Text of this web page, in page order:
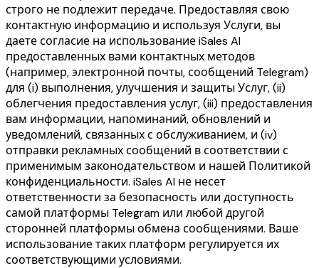
строго не подлежит передаче. Предоставляя свою
контактную информацию и используя Услуги, вы
даете согласие на использование iSales AI
предоставленных вами контактных методов
(например, электронной почты, сообщений Telegram)
для (i) выполнения, улучшения и защиты Услуг, (ii)
облегчения предоставления услуг, (iii) предоставления
вам информации, напоминаний, обновлений и
уведомлений, связанных с обслуживанием, и (iv)
отправки рекламных сообщений в соответствии с
применимым законодательством и нашей Политикой
конфиденциальности. iSales AI не несет
ответственности за безопасность или доступность
самой платформы Telegram или любой другой
сторонней платформы обмена сообщениями. Ваше
использование таких платформ регулируется их
соответствующими условиями.